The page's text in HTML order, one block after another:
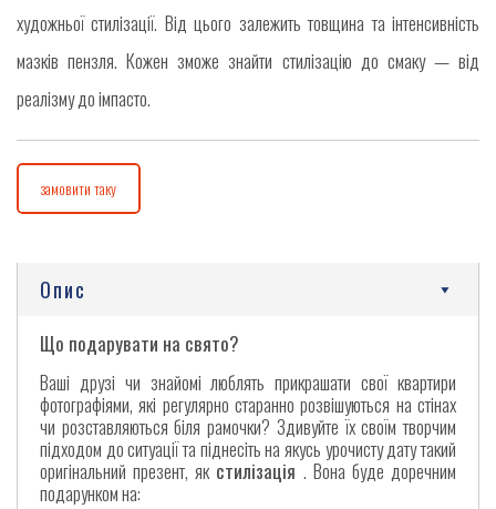
художньої стилізації. Від цього залежить товщина та інтенсивність
мазків пензля. Кожен зможе знайти стилізацію до смаку — від
реалізму до імпасто.
замовити таку
Опис
Що подарувати на свято?
Ваші друзі чи знайомі люблять прикрашати свої квартири
фотографіями, які регулярно старанно розвішуються на стінах
чи розставляються біля рамочки? Здивуйте їх своїм творчим
підходом до ситуації та піднесіть на якусь урочисту дату такий
оригінальний презент, як стилізація . Вона буде доречним
подарунком на: